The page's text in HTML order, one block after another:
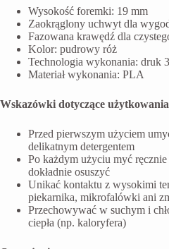
Wysokość foremki: 19 mm
Zaokrąglony uchwyt dla
Fazowana krawędź dla
Kolor: pudrowy róż
Technologia wykonania: druk
Materiał wykonania: PLA
Wskazówki dotyczące
Przed pierwszym użyciem
delikatnym detergentem
Po każdym użyciu myć
dokładnie osuszyć
Unikać kontaktu z wysokimi
piekarnika, mikrofalówki ani
Przechowywać w suchym i
ciepła (np. kaloryfera)